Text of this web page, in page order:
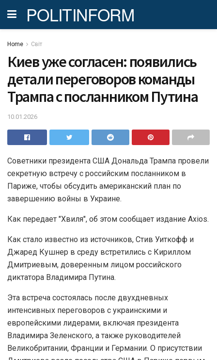
POLITINFORM
Home Світ
Киев уже согласен: появились
детали переговоров команды
Трампа с посланником Путина
10.01.2026
Советники президента США Дональда Трампа провели
секретную встречу с российским посланником в
Париже, чтобы обсудить американский план по
завершению войны в Украине.
Как передает "Хвиля", об этом сообщает издание Axios.
Как стало известно из источников, Стив Уиткофф и
Джаред Кушнер в среду встретились с Кириллом
Дмитриевым, доверенным лицом российского
диктатора Владимира Путина.
Эта встреча состоялась после двухдневных
интенсивных переговоров с украинскими и
европейскими лидерами, включая президента
Владимира Зеленского, а также руководителей
Великобритании, Франции и Германии. О присутствии